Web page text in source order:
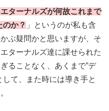
ターナルズが何故これまで
のか？ 」というのが私も含
ぶ疑問かと思いますが、そ
ターナルズ達に課せられた
ることなく、あくまで”デ
して、また時には導き手と